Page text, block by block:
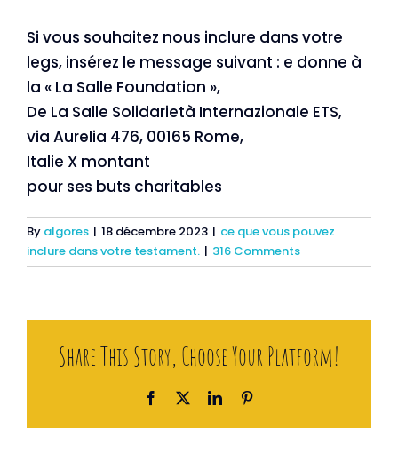
Si vous souhaitez nous inclure dans votre
legs, insérez le message suivant : e donne à
la « La Salle Foundation »,
De La Salle Solidarietà Internazionale ETS,
via Aurelia 476, 00165 Rome,
Italie X montant
pour ses buts charitables
By algores | 18 décembre 2023 | ce que vous pouvez
inclure dans votre testament. | 316 Comments
Share This Story, Choose Your Platform!
Facebook LinkedIn